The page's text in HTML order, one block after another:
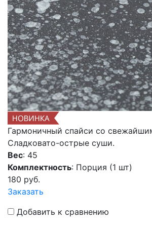
Гармоничный спайси со
Сладковато-острые суши.
Вес: 45
Комплектность: Порция (1 шт)
180 руб.
Заказать
Добавить к сравнению